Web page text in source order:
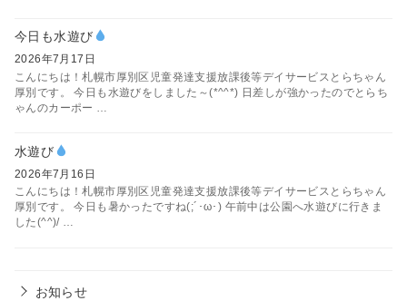
今日も水遊び
2026年7月17日
こんにちは！札幌市厚別区児童発達支援放課後等デイサービスとらちゃん
厚別です。 今日も水遊びをしました～(*^^*) 日差しが強かったのでとらち
ゃんのカーポー …
水遊び
2026年7月16日
こんにちは！札幌市厚別区児童発達支援放課後等デイサービスとらちゃん
厚別です。 今日も暑かったですね(;´･ω･) 午前中は公園へ水遊びに行きま
した(^^)/ …
お知らせ